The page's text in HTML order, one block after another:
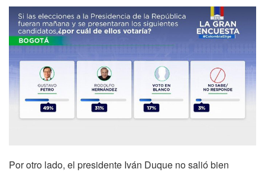
Por otro lado, el presidente Iván Duque no salió bien